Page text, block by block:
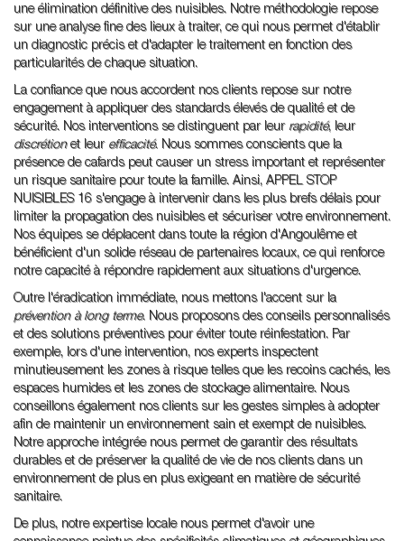
une élimination définitive des nuisibles. Notre méthodologie repose
sur une analyse fine des lieux à traiter, ce qui nous permet d'établir
un diagnostic précis et d'adapter le traitement en fonction des
particularités de chaque situation.
La confiance que nous accordent nos clients repose sur notre
engagement à appliquer des standards élevés de qualité et de
sécurité. Nos interventions se distinguent par leur rapidité, leur
discrétionet leur efficacité. Nous sommes conscients que la
présence de cafards peut causer un stress important et représenter
un risque sanitaire pour toute la famille. Ainsi, APPEL STOP
NUISIBLES 16 s'engage à intervenir dans les plus brefs délais pour
limiter la propagation des nuisibles et sécuriser votre environnement.
Nos équipes se déplacent dans toute la région d'Angoulême et
bénéficient d'un solide réseau de partenaires locaux, ce qui renforce
notre capacité à répondre rapidement aux situations d'urgence.
Outre l'éradication immédiate, nous mettons l'accent sur la
prévention à long terme. Nous proposons des conseils personnalisés
et des solutions préventives pour éviter toute réinfestation. Par
exemple, lors d'une intervention, nos experts inspectent
minutieusement les zones à risque telles que les recoins cachés, les
espaces humides et les zones de stockage alimentaire. Nous
conseillons également nos clients sur les gestes simples à adopter
afin de maintenir un environnement sain et exempt de nuisibles.
Notre approche intégrée nous permet de garantir des résultats
durables et de préserver la qualité de vie de nos clients dans un
environnement de plus en plus exigeant en matière de sécurité
sanitaire.
De plus, notre expertise locale nous permet d'avoir une